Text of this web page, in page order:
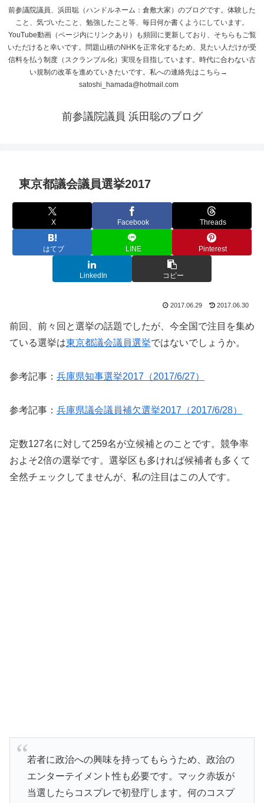
前参議院議員、浜田聡（ハンドルネーム：倉敷大家）のブログです。体験した
こと、気づいたこと、勉強したこと等、毎日何か書くようにしています。
YouTube動画（ページ内にリンクあり）も頻回に更新しており、そちらもご覧
いただけると幸いです。問題山積のNHKを正常化するため、見たい人だけが受
信料を払う制度（スクランブル化）実現を目指しています。時代に合わない古
い規制の改革を進めていきたいです。私への連絡先はこちら→
satoshi_hamada@hotmail.com
前参議院議員 浜田聡のブログ
東京都議会議員選挙2017
X Facebook Threads
はてブ LINE Pinterest
LinkedIn コピー
2017.06.29 2017.06.30
前回、前々回と選挙の話題でしたが、今全国で注目を集め
ている選挙は東京都議会議員選挙ではないでしょうか。
参考記事： 兵庫県知事選挙2017（2017/6/27）
参考記事： 兵庫県議会議員補欠選挙2017（2017/6/28）
定数127名に対して259名が立候補とのことです。競争率
およそ2倍の選挙です。選挙区も多ければ候補者も多くて
全然チェックしてませんが、私の注目はこの人です。
若者に政治への興味を持ってもらうため、政治の
エンターテイメント性も必要です。マック赤坂が
当選したらコスプレで初登庁します。何のコスプ